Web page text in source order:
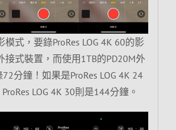
式，要錄ProRes LOG 4K 60的影
接式裝置，而使用1TB的PD20M外
分鐘！如果是ProRes LOG 4K 24
LOG 4K 30則是144分鐘。